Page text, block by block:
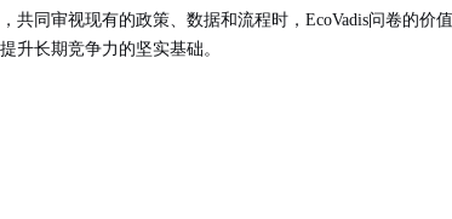
共同审视现有的政策、数据和流程时，EcoVadis问卷的
升长期竞争力的坚实基础。